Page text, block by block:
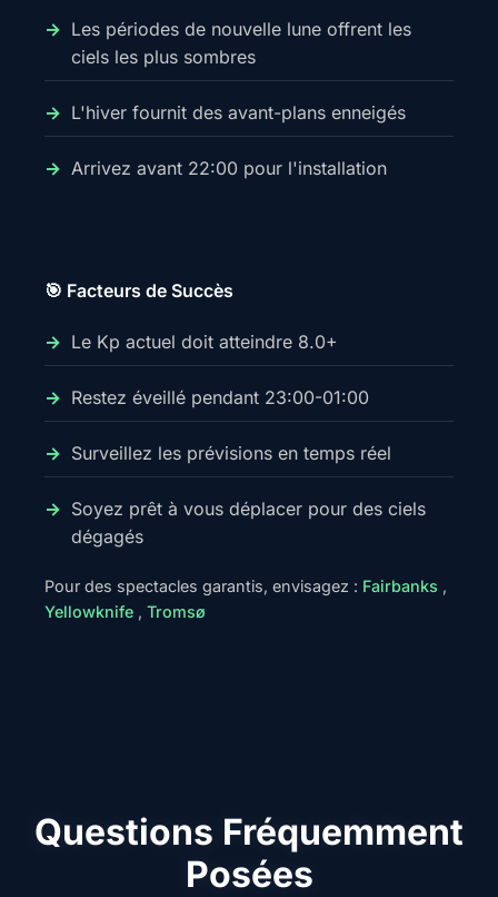
Les périodes de nouvelle lune offrent les
ciels les plus sombres
L'hiver fournit des avant-plans enneigés
Arrivez avant 22:00 pour l'installation
🎯 Facteurs de Succès
Le Kp actuel doit atteindre 8.0+
Restez éveillé pendant 23:00-01:00
Surveillez les prévisions en temps réel
Soyez prêt à vous déplacer pour des ciels
dégagés
Pour des spectacles garantis, envisagez : Fairbanks ,
Yellowknife , Tromsø
Questions Fréquemment
Posées